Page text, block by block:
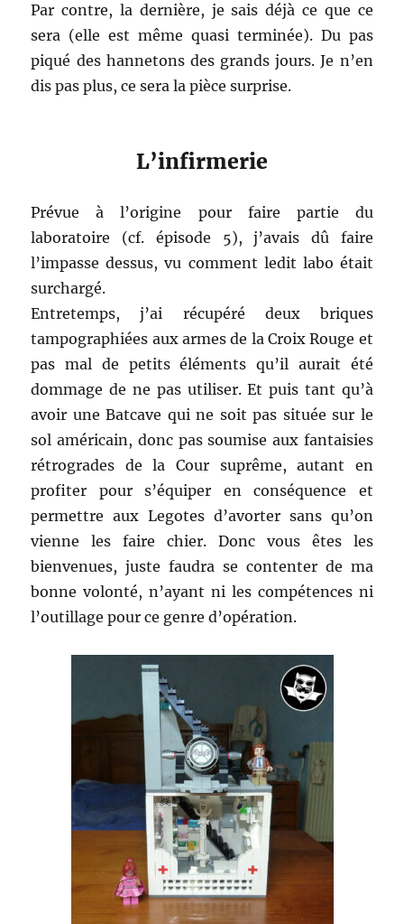
Par contre, la dernière, je sais déjà ce que ce
sera (elle est même quasi terminée). Du pas
piqué des hannetons des grands jours. Je n’en
dis pas plus, ce sera la pièce surprise.
L’infirmerie
Prévue à l’origine pour faire partie du
laboratoire (cf. épisode 5), j’avais dû faire
l’impasse dessus, vu comment ledit labo était
surchargé.
Entretemps, j’ai récupéré deux briques
tampographiées aux armes de la Croix Rouge et
pas mal de petits éléments qu’il aurait été
dommage de ne pas utiliser. Et puis tant qu’à
avoir une Batcave qui ne soit pas située sur le
sol américain, donc pas soumise aux fantaisies
rétrogrades de la Cour suprême, autant en
profiter pour s’équiper en conséquence et
permettre aux Legotes d’avorter sans qu’on
vienne les faire chier. Donc vous êtes les
bienvenues, juste faudra se contenter de ma
bonne volonté, n’ayant ni les compétences ni
l’outillage pour ce genre d’opération.